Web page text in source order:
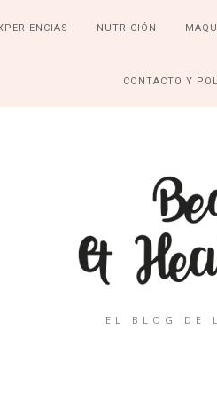
NUTRICIÓN
CONTACTO Y
EL BLOG DE